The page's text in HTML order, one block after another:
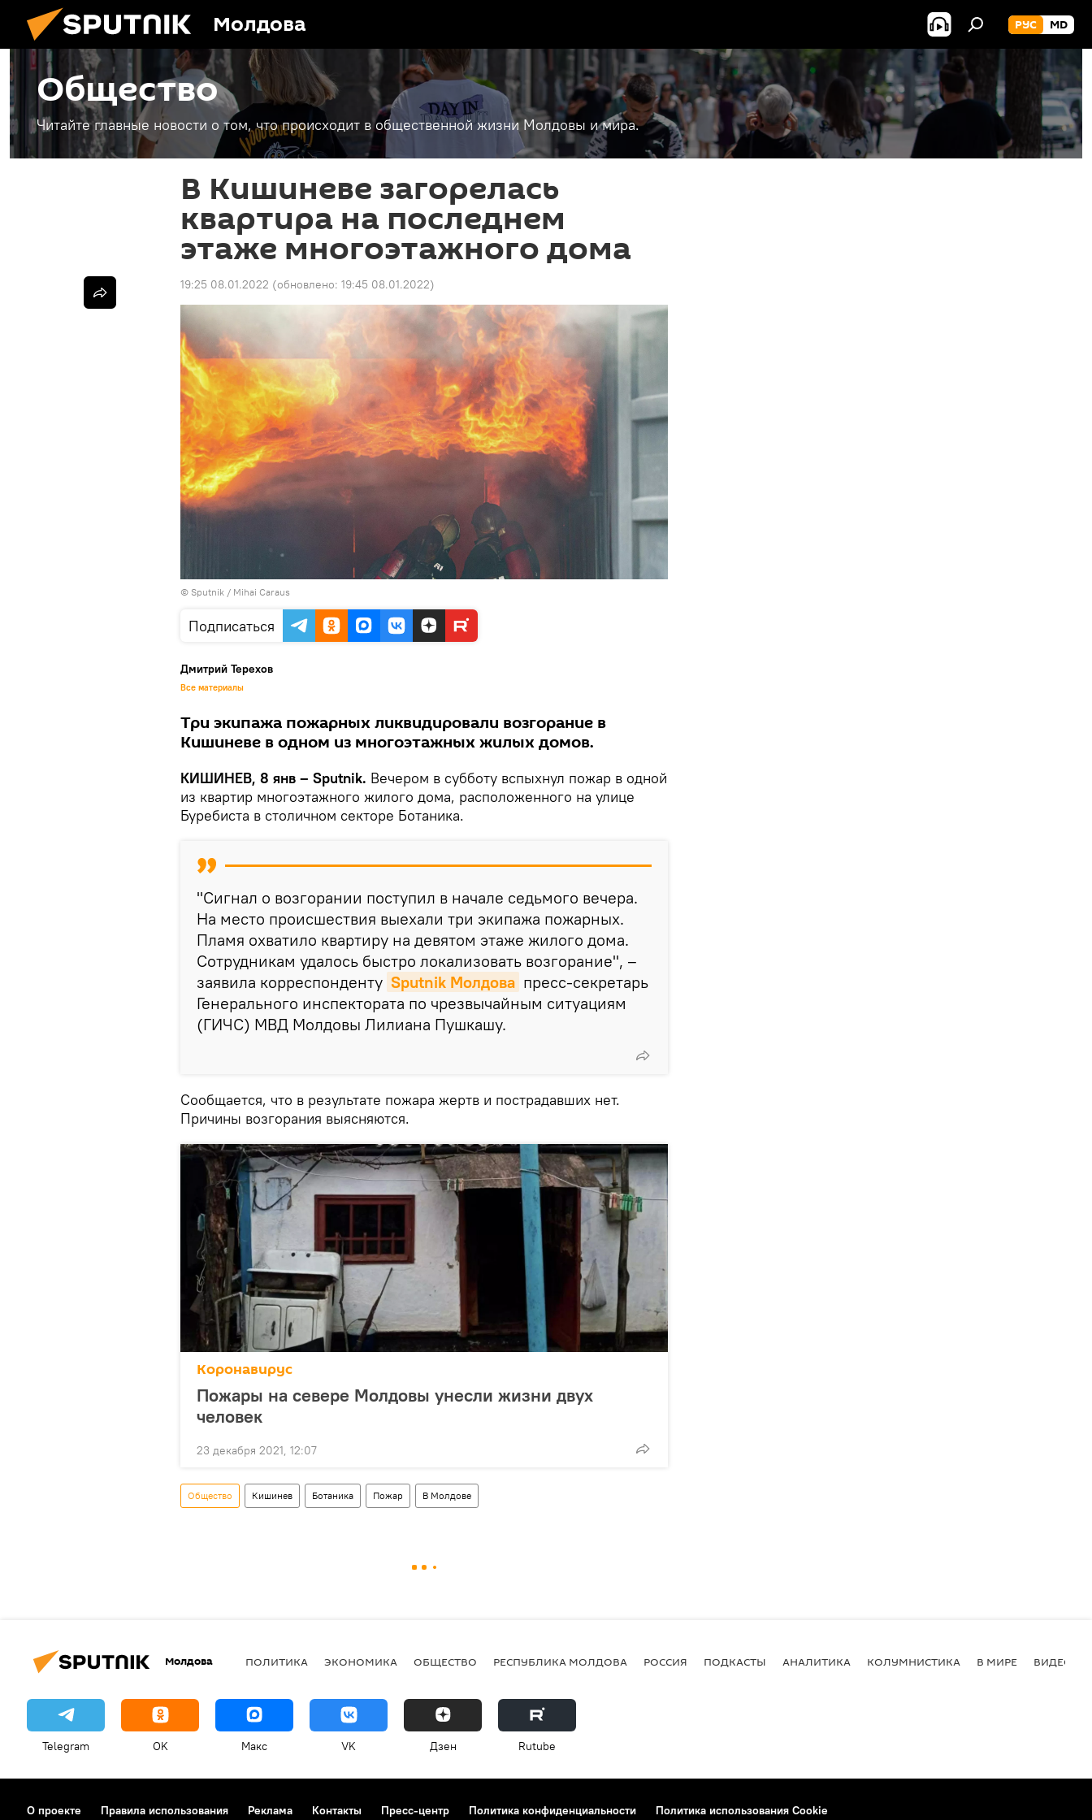
Молдова РУС MD
Общество
Читайте главные новости о том, что происходит в общественной жизни Молдовы и мира.
В Кишиневе загорелась
квартира на последнем
этаже многоэтажного дома
19:25 08.01.2022 (обновлено: 19:45 08.01.2022)
© Sputnik / Mihai Caraus
Подписаться
Дмитрий Терехов
Все материалы
Три экипажа пожарных ликвидировали возгорание в
Кишиневе в одном из многоэтажных жилых домов.
КИШИНЕВ, 8 янв – Sputnik. Вечером в субботу вспыхнул пожар в одной
из квартир многоэтажного жилого дома, расположенного на улице
Буребиста в столичном секторе Ботаника.
"Сигнал о возгорании поступил в начале седьмого вечера.
На место происшествия выехали три экипажа пожарных.
Пламя охватило квартиру на девятом этаже жилого дома.
Сотрудникам удалось быстро локализовать возгорание", –
заявила корреспонденту Sputnik Молдова пресс-секретарь
Генерального инспектората по чрезвычайным ситуациям
(ГИЧС) МВД Молдовы Лилиана Пушкашу.
Сообщается, что в результате пожара жертв и пострадавших нет.
Причины возгорания выясняются.
Коронавирус
Пожары на севере Молдовы унесли жизни двух
человек
23 декабря 2021, 12:07
Общество Кишинев Ботаника Пожар В Молдове
Молдова ПОЛИТИКА ЭКОНОМИКА ОБЩЕСТВО РЕСПУБЛИКА МОЛДОВА РОССИЯ ПОДКАСТЫ АНАЛИТИКА КОЛУМНИСТИКА В МИРЕ ВИДЕО
Telegram OK Макс VK Дзен Rutube
О проекте Правила использования Реклама Контакты Пресс-центр Политика конфиденциальности Политика использования Cookie